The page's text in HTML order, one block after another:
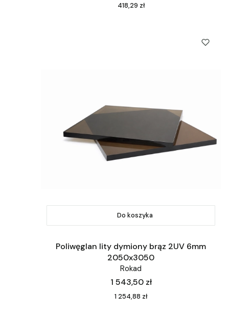
Cena
418,29 zł
Do koszyka
Poliwęglan lity dymiony brąz 2UV 6mm
2050x3050
Rokad
Cena
1 543,50 zł
Cena
1 254,88 zł